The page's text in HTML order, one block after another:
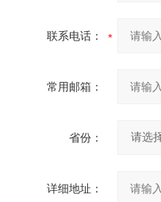
联系电话：
常用邮箱：
省份：
详细地址：